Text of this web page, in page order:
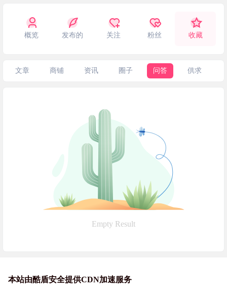
概览 发布的 关注 粉丝 收藏
文章 商铺 资讯 圈子 问答 供求
Empty Result
本站由酷盾安全提供CDN加速服务